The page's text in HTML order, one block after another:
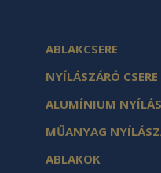
ABLAKCSERE
NYÍLÁSZÁRÓ CSERE
ALUMÍNIUM
MŰANYAG
ABLAKOK